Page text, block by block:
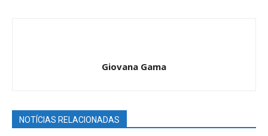
Giovana Gama
NOTÍCIAS RELACIONADAS